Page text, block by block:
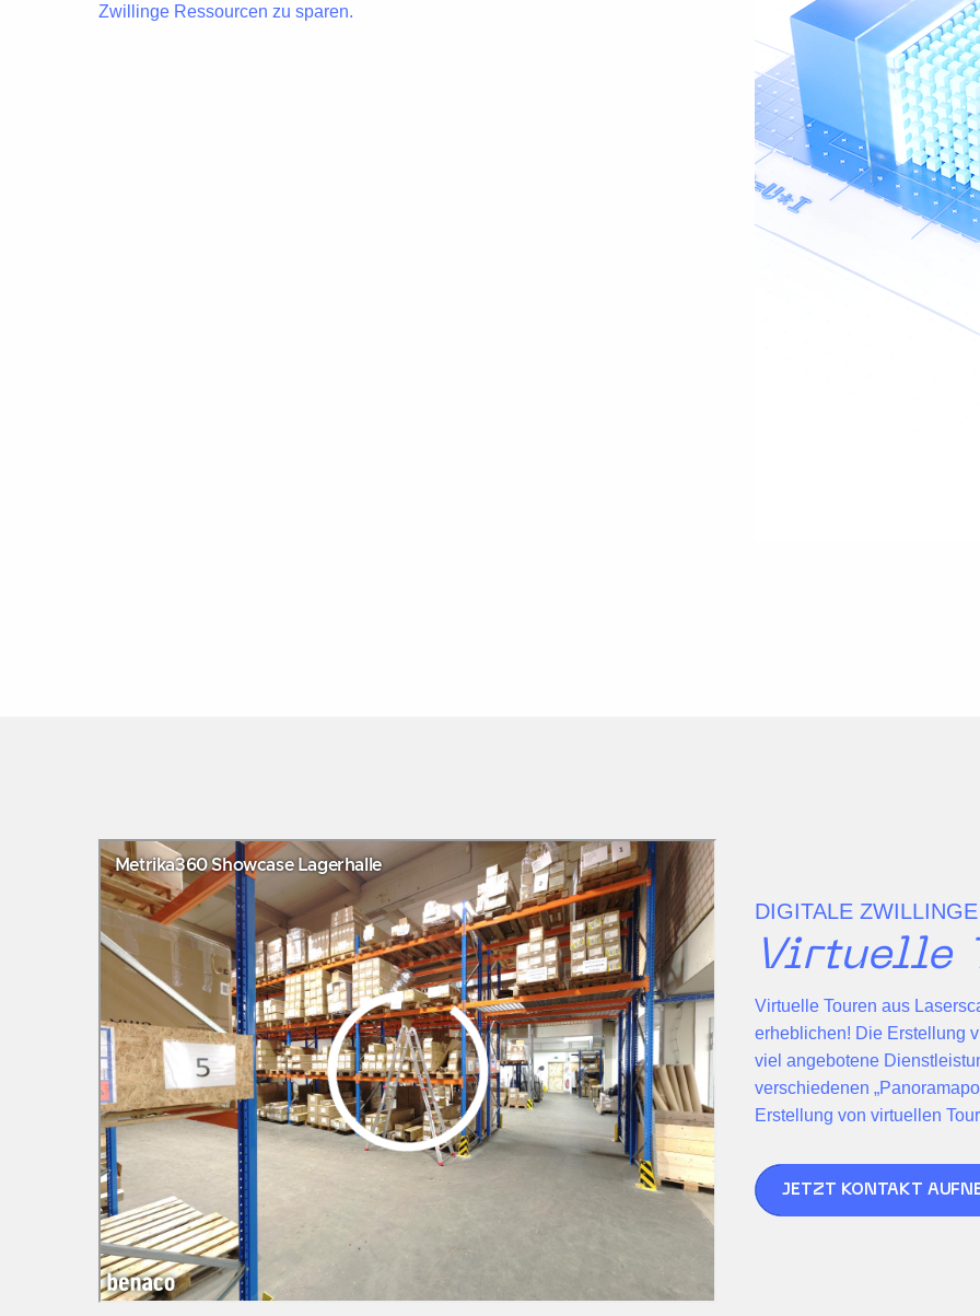
Zwillinge Ressourcen zu sparen.
DIGITALE ZWILLINGE
Virtuelle
Virtuelle Touren aus
erheblichen! Die Erstellung
viel angebotene
verschiedenen „
Erstellung von virtuellen
JETZT KONTAKT